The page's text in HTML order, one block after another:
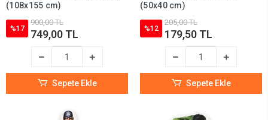
(108x155 cm)
%17
900,00 TL
749,00 TL
Sepete Ekle
(50x40 cm)
%12
205,00 TL
179,50 TL
Sepete Ekle